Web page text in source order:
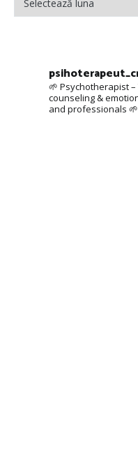
🌱 Psychotherapist –
counseling &
and professionals